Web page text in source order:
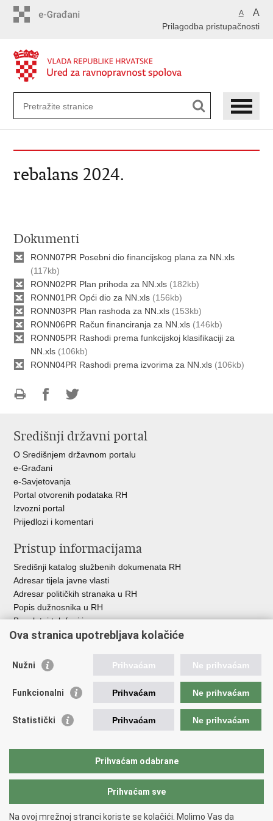
A A
Prilagodba pristupačnosti
rebalans 2024.
Dokumenti
RONN07PR Posebni dio financijskog plana za NN.xls
(117kb)
RONN02PR Plan prihoda za NN.xls (182kb)
RONN01PR Opći dio za NN.xls (156kb)
RONN03PR Plan rashoda za NN.xls (153kb)
RONN06PR Račun financiranja za NN.xls (146kb)
RONN05PR Rashodi prema funkcijskoj klasifikaciji za
NN.xls (106kb)
RONN04PR Rashodi prema izvorima za NN.xls (106kb)
FacebookuTwitteru
Središnji državni portal
O Središnjem državnom portalu
e-Građani
e-Savjetovanja
Portal otvorenih podataka RH
Izvozni portal
Prijedlozi i komentari
Pristup informacijama
Središnji katalog službenih dokumenata RH
Adresar tijela javne vlasti
Adresar političkih stranaka u RH
Popis dužnosnika u RH
Besplatni telefoni javne uprave
Pozivi za žurnu pomoć
Važne poveznice
Pučka pravobraniteljica
Pravobraniteljica za osobe s invaliditetom
Europski institut za ravnopravnost spolova
Državni zavod za statistiku
Ova stranica upotrebljava kolačiće
Nužni Prihvaćam Ne prihvaćam
Funkcionalni Prihvaćam Ne prihvaćam
Statistički Prihvaćam Ne prihvaćam
Prihvaćam odabrane
Prihvaćam sve
Na ovoj mrežnoj stranci koriste se kolačići. Molimo Vas da